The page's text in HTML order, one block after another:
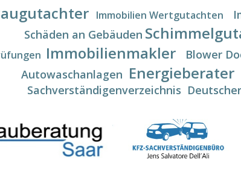
Immobilien Wertgutachten
Schäden an Gebäuden
Immobilienmakler Blower
Autowaschanlagen Energieberater
Sachverständigenverzeichnis